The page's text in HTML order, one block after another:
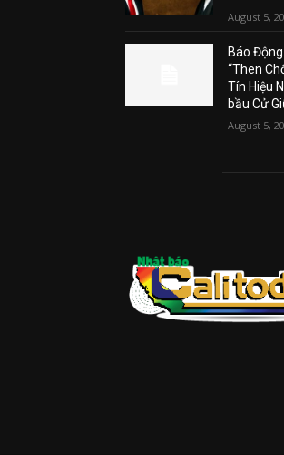
August 5,
Báo
“Then
Tín Hiệu
bầu Cử
August 5,